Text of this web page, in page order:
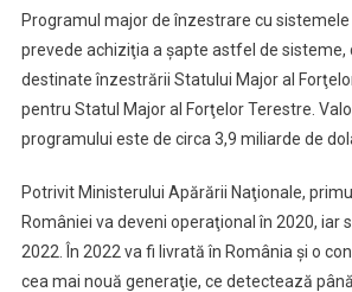
Programul major de înzestrare cu
prevede achiziţia a şapte astfel de sisteme,
destinate înzestrării Statului Major al
pentru Statul Major al Forţelor Terestre.
programului este de circa 3,9 miliarde de
Potrivit Ministerului Apărării Naţionale,
României va deveni operaţional în 2020, iar
2022. În 2022 va fi livrată în România şi o
cea mai nouă generaţie, ce detectează